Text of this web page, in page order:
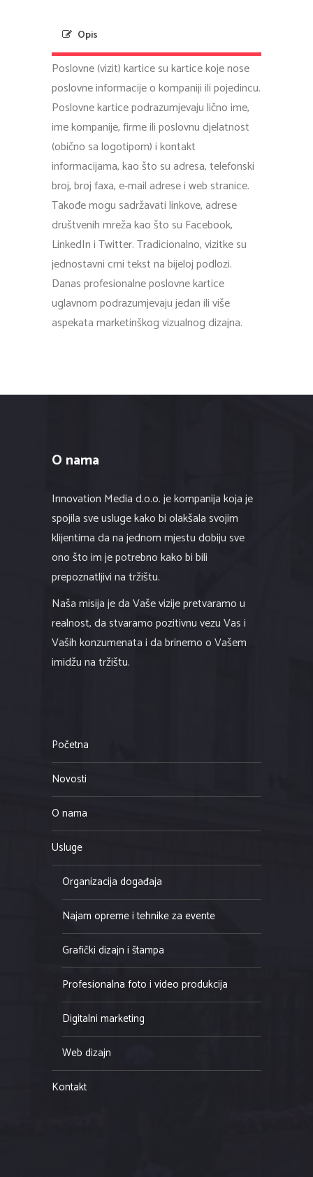
Opis
Poslovne (vizit) kartice su kartice koje nose
poslovne informacije o kompaniji ili pojedincu.
Poslovne kartice podrazumjevaju lično ime,
ime kompanije, firme ili poslovnu djelatnost
(obično sa logotipom) i kontakt
informacijama, kao što su adresa, telefonski
broj, broj faxa, e-mail adrese i web stranice.
Takođe mogu sadržavati linkove, adrese
društvenih mreža kao što su Facebook,
LinkedIn i Twitter. Tradicionalno, vizitke su
jednostavni crni tekst na bijeloj podlozi.
Danas profesionalne poslovne kartice
uglavnom podrazumjevaju ​​jedan ili više
aspekata marketinškog vizualnog dizajna.
O nama
Innovation Media d.o.o. je kompanija koja je
spojila sve usluge kako bi olakšala svojim
klijentima da na jednom mjestu dobiju sve
ono što im je potrebno kako bi bili
prepoznatljivi na tržištu.
Naša misija je da Vaše vizije pretvaramo u
realnost, da stvaramo pozitivnu vezu Vas i
Vaših konzumenata i da brinemo o Vašem
imidžu na tržištu.
Početna
Novosti
O nama
Usluge
Organizacija događaja
Najam opreme i tehnike za evente
Grafički dizajn i štampa
Profesionalna foto i video produkcija
Digitalni marketing
Web dizajn
Kontakt